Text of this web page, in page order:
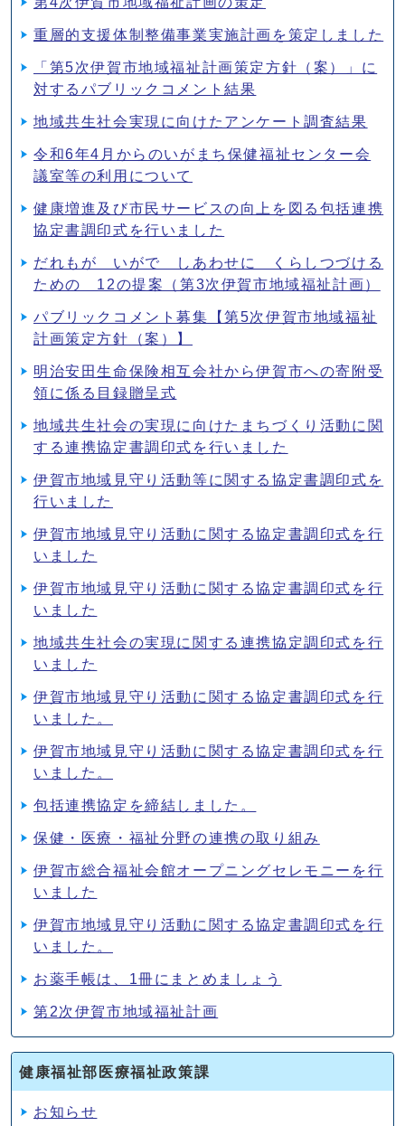
重層的支援体制整備事業実施計画を策定しました
「第5次伊賀市地域福祉計画策定方針（案）」に
対するパブリックコメント結果
地域共生社会実現に向けたアンケート調査結果
令和6年4月からのいがまち保健福祉センター会
議室等の利用について
健康増進及び市民サービスの向上を図る包括連携
協定書調印式を行いました
だれもが いがで しあわせに くらしつづける
ための 12の提案（第3次伊賀市地域福祉計画）
パブリックコメント募集【第5次伊賀市地域福祉
計画策定方針（案）】
明治安田生命保険相互会社から伊賀市への寄附受
領に係る目録贈呈式
地域共生社会の実現に向けたまちづくり活動に関
する連携協定書調印式を行いました
伊賀市地域見守り活動等に関する協定書調印式を
行いました
伊賀市地域見守り活動に関する協定書調印式を行
いました
伊賀市地域見守り活動に関する協定書調印式を行
いました
地域共生社会の実現に関する連携協定調印式を行
いました
伊賀市地域⾒守り活動に関する協定書調印式を⾏
いました。
伊賀市地域⾒守り活動に関する協定書調印式を⾏
いました。
包括連携協定を締結しました。
保健・医療・福祉分野の連携の取り組み
伊賀市総合福祉会館オープニングセレモニーを行
いました
伊賀市地域見守り活動に関する協定書調印式を行
いました。
お薬手帳は、1冊にまとめましょう
第2次伊賀市地域福祉計画
健康福祉部医療福祉政策課
お知らせ